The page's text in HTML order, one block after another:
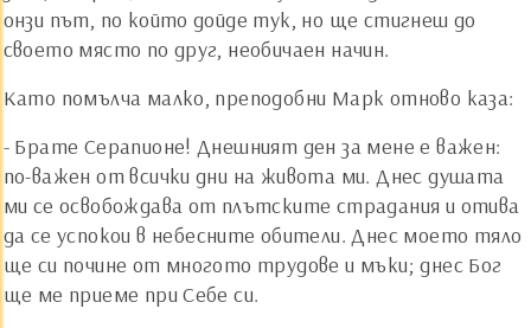
онзи път, по който дойде тук, но ще стигнеш до
своето място по друг, необичаен начин.
Като помълча малко, преподобни Марк отново каза:
- Брате Серапионе! Днешният ден за мене е важен:
по-важен от всички дни на живота ми. Днес душата
ми се освобождава от плътските страдания и отива
да се успокои в небесните обители. Днес моето тяло
ще си почине от многото трудове и мъки; днес Бог
ще ме приеме при Себе си.